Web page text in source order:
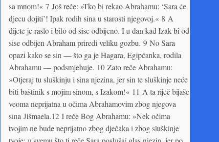
sa mnom!« 7 Još reče: »Tko bi rekao Abrahamu: ‘Sara će
djecu dojiti’! Ipak rodih sina u starosti njegovoj.« 8 A
dijete je raslo i bilo od sise odbijeno. I u dan kad Izak bî od
sise odbijen Abraham priredi veliku gozbu. 9 No Sara
opazi kako se sin — što ga je Hagara, Egipćanka, rodila
Abrahamu — podsmjehuje. 10 Zato reče Abrahamu:
»Otjeraj tu sluškinju i sina njezina, jer sin te sluškinje neće
biti baštinik s mojim sinom, s Izakom!« 11 A ta riječ bijaše
veoma neprijatna u očima Abrahamovim zbog njegova
sina Jišmaela.12 I reče Bog Abrahamu: »Nek očima
tvojim ne bude neprijatno zbog dječaka i zbog sluškinje